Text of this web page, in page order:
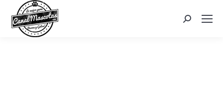
Search: